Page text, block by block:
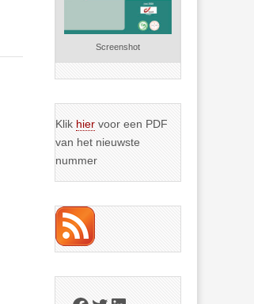
Screenshot
Klik hier voor een PDF
van het nieuwste
nummer